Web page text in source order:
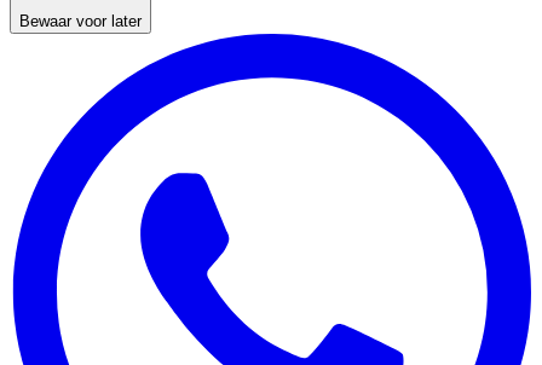
Bewaar voor later